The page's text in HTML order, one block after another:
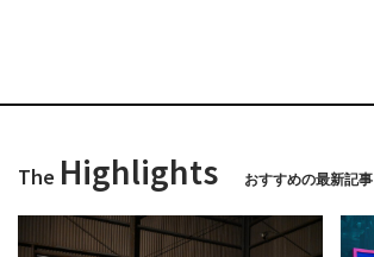
The Highlights おすすめの最新記事